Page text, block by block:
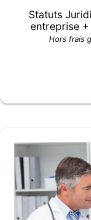
Statuts
entreprise
Hors frais